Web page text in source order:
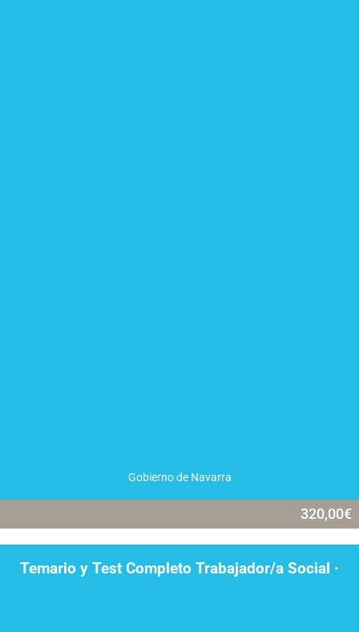
Gobierno de Navarra
320,00€
Temario y Test Completo Trabajador/a Social ·